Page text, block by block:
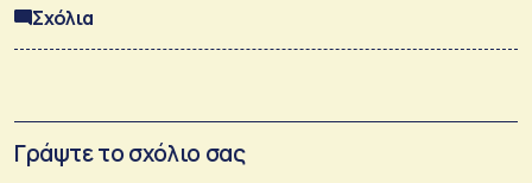
Σχόλια
Γράψτε το σχόλιο σας